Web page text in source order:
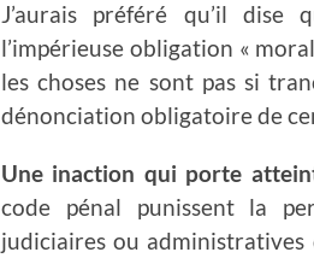
J’aurais préféré qu’il
l’impérieuse obligation «
les choses ne sont pas si
dénonciation obligatoire de
Une inaction qui porte
code pénal punissent la
judiciaires ou